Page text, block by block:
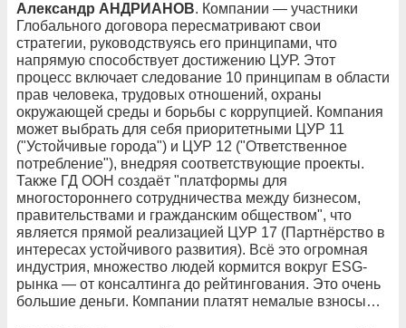
Александр АНДРИАНОВ. Компании — участники
Глобального договора пересматривают свои
стратегии, руководствуясь его принципами, что
напрямую способствует достижению ЦУР. Этот
процесс включает следование 10 принципам в области
прав человека, трудовых отношений, охраны
окружающей среды и борьбы с коррупцией. Компания
может выбрать для себя приоритетными ЦУР 11
("Устойчивые города") и ЦУР 12 ("Ответственное
потребление"), внедряя соответствующие проекты.
Также ГД ООН создаёт "платформы для
многостороннего сотрудничества между бизнесом,
правительствами и гражданским обществом", что
является прямой реализацией ЦУР 17 (Партнёрство в
интересах устойчивого развития). Всё это огромная
индустрия, множество людей кормится вокруг ESG-
рынка — от консалтинга до рейтингования. Это очень
большие деньги. Компании платят немалые взносы…